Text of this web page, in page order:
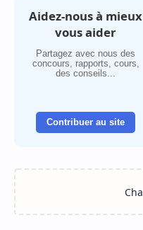
Aidez-nous à mieux
vous aider
Partagez avec nous des
concours, rapports, cours,
des conseils...
Contribuer au site